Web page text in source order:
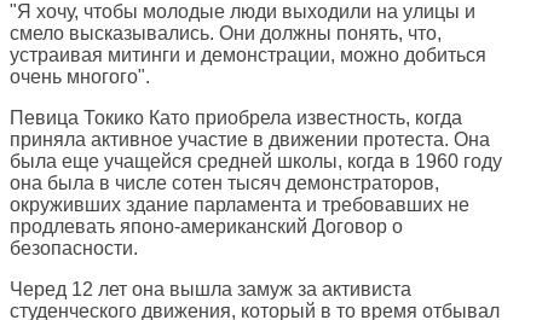
"Я хочу, чтобы молодые люди выходили на улицы и
смело высказывались. Они должны понять, что,
устраивая митинги и демонстрации, можно добиться
очень многого".
Певица Токико Като приобрела известность, когда
приняла активное участие в движении протеста. Она
была еще учащейся средней школы, когда в 1960 году
она была в числе сотен тысяч демонстраторов,
окруживших здание парламента и требовавших не
продлевать японо-американский Договор о
безопасности.
Черед 12 лет она вышла замуж за активиста
студенческого движения, который в то время отбывал